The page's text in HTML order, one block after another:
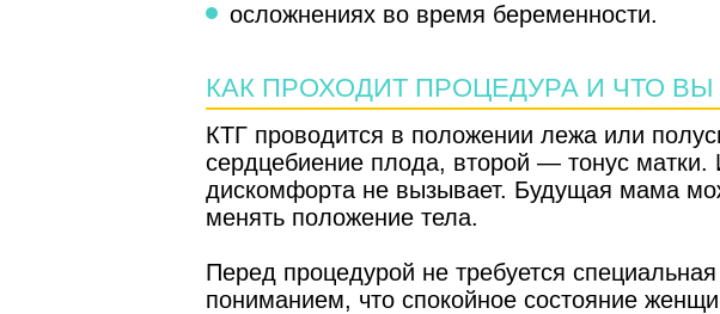
осложнениях во время беременности.
КАК ПРОХОДИТ ПРОЦЕДУРА И ЧТО ВЫ
КТГ проводится в положении лежа или
сердцебиение плода, второй — тонус
дискомфорта не вызывает. Будущая мама
менять положение тела.
Перед процедурой не требуется
пониманием, что спокойное состояние